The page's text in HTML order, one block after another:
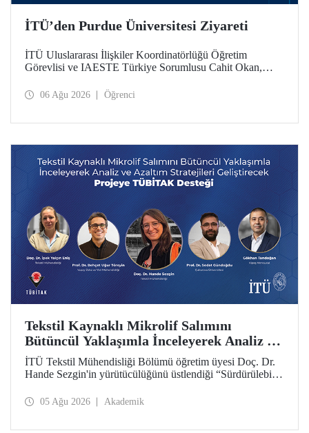
İTÜ’den Purdue Üniversitesi Ziyareti
İTÜ Uluslararası İlişkiler Koordinatörlüğü Öğretim
Görevlisi ve IAESTE Türkiye Sorumlusu Cahit Okan,
Temmuz tarihlerinde ABD’de dünyanın önde gelen
06 Ağu 2026 Öğrenci
Tekstil Kaynaklı Mikrolif Salımını
Bütüncül Yaklaşımla İnceleyerek Analiz ve
Azaltım Stratejileri Geliştirecek Projeye
TÜBİTAK Desteği
İTÜ Tekstil Mühendisliği Bölümü öğretim üyesi Doç. Dr.
Hande Sezgin'in yürütücülüğünü üstlendiği “Sürdürülebilir
Koşullarına Bağlı Mikrolif Salımı: Aşınma, UV Maruziyeti
05 Ağu 2026 Akademik